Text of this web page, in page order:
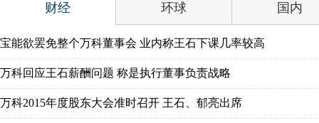
财经 环球 国内
宝能欲罢免整个万科董事会 业内称王石下课几率较高
万科回应王石薪酬问题 称是执行董事负责战略
万科2015年度股东大会准时召开 王石、郁亮出席